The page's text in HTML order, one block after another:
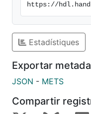
https://
Estadístiques
Exportar
JSON - METS
Compartir